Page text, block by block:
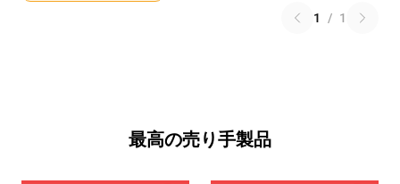
1 / 1
最高の売り手製品